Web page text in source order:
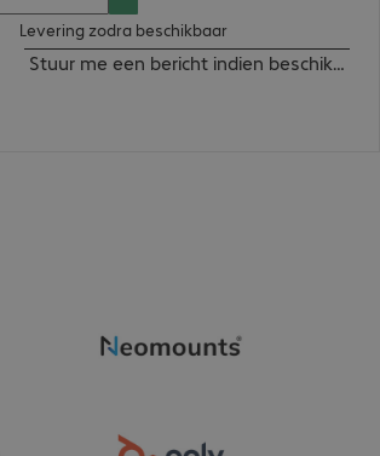
Levering zodra beschikbaar
Stuur me een bericht indien beschikbaar